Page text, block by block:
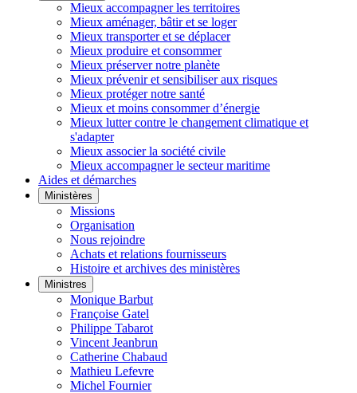
Mieux accompagner les territoires
Mieux aménager, bâtir et se loger
Mieux transporter et se déplacer
Mieux produire et consommer
Mieux préserver notre planète
Mieux prévenir et sensibiliser aux risques
Mieux protéger notre santé
Mieux et moins consommer d’énergie
Mieux lutter contre le changement climatique et
s'adapter
Mieux associer la société civile
Mieux accompagner le secteur maritime
Aides et démarches
Ministères
Missions
Organisation
Nous rejoindre
Achats et relations fournisseurs
Histoire et archives des ministères
Ministres
Monique Barbut
Françoise Gatel
Philippe Tabarot
Vincent Jeanbrun
Catherine Chabaud
Mathieu Lefevre
Michel Fournier